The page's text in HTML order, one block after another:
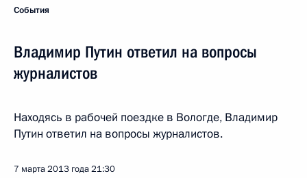
События
Владимир Путин ответил на вопросы
журналистов
Находясь в рабочей поездке в Вологде, Владимир
Путин ответил на вопросы журналистов.
7 марта 2013 года21:30